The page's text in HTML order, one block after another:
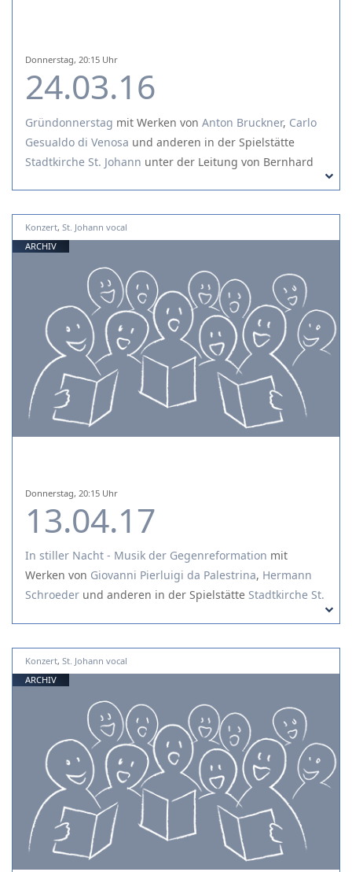
Donnerstag, 20:15 Uhr
24.03.16
Gründonnerstag mit Werken von Anton Bruckner, Carlo
Gesualdo di Venosa und anderen in der Spielstätte
Stadtkirche St. Johann unter der Leitung von Bernhard
Konzert, St. Johann vocal
ARCHIV
Donnerstag, 20:15 Uhr
13.04.17
In stiller Nacht - Musik der Gegenreformation mit
Werken von Giovanni Pierluigi da Palestrina, Hermann
Schroeder und anderen in der Spielstätte Stadtkirche St.
Konzert, St. Johann vocal
ARCHIV